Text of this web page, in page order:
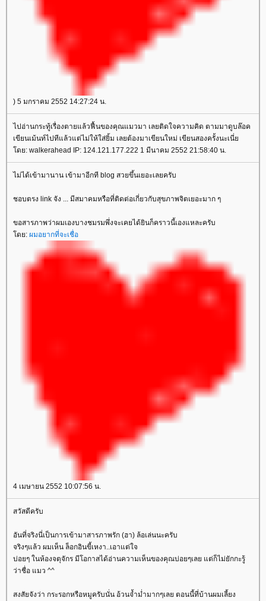
) 5 มกราคม 2552 14:27:24 น.
ไปอ่านกระทู้เรื่องตายแล้วฟื้นของคุณแมวมา เลยติดใจความคิด ตามมาดูบล๊อค
เขียนเม้นท์ไปทีแล้วแต่ไม่ให้ใส่ยิ้ม เลยต้องมาเขียนใหม่ เขียนสองครั้งนะเนี่
ดย: walkerahead IP: 124.121.177.222 1 มีนาคม 2552 21:58:40 น.
ไม่ได้เข้ามานาน เข้ามาอีกที blog สวยขึ้นเยอะเลยครับ
ชอบตรง link จัง ... มีสมาคมหรือที่ติดต่อเกี่ยวกับสุขภาพจิตเยอะมาก ๆ
ขอสารภาพว่าผมเองบางชมรมพึ่งจะเคยได้ยินก็คราวนี้เองแหละครับ
ดย: ผมอยากที่จะเชื่อ
4 เมษายน 2552 10:07:56 น.
สวัสดีครับ
อันที่จริงนี่เป็นการเข้ามาสารภาพรัก (ฮา) ล้อเล่นนะครับ
จริงๆแล้ว ผมเห็น ล็อกอินขี้เหงา..เอาแต่ใจ
บ่อยๆ ในห้องจตุจักร มีโอกาสได้อ่านความเห็นของคุณบ่อยๆเลย แต่ก็ไม่ยักกะรู้
ว่าชื่อ แมว ^^
สงสัยจังว่า กระรอกหรือหมูครับนั่น อ้วนจ้ำม่ำมากๆเลย ตอนนี้ที่บ้านผมเลี้ยง